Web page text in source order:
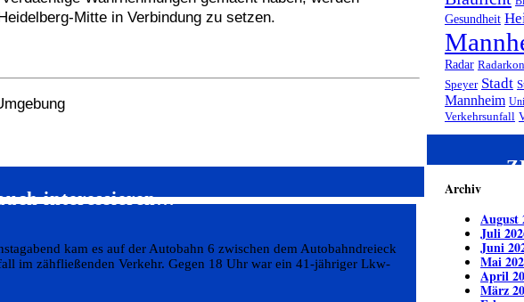
Mitte in Verbindung zu setzen.
interessieren…
kam es auf der Autobahn 6 zwischen dem Autobahndreieck
im zähfließenden Verkehr. Gegen 18 Uhr war ein 41-jähriger Lkw-
Gesundheit
Radar
Speyer Stadt
Mannheim
Verkehrsunfall
Archiv
August
Juli
Juni
Mai
April
März